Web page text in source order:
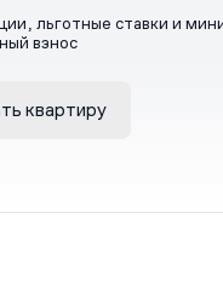
льготные ставки и
взнос
квартиру